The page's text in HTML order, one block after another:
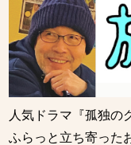
人気ドラマ『孤独の
ふらっと立ち寄った